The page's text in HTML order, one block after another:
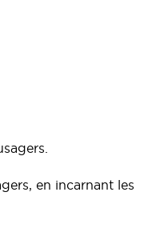
en incarnant les